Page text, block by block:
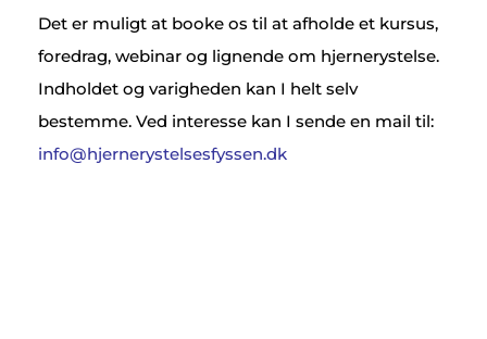
Det er muligt at booke os til at afholde et kursus,
foredrag, webinar og lignende om hjernerystelse.
Indholdet og varigheden kan I helt selv
bestemme. Ved interesse kan I sende en mail til:
info@hjernerystelsesfyssen.dk